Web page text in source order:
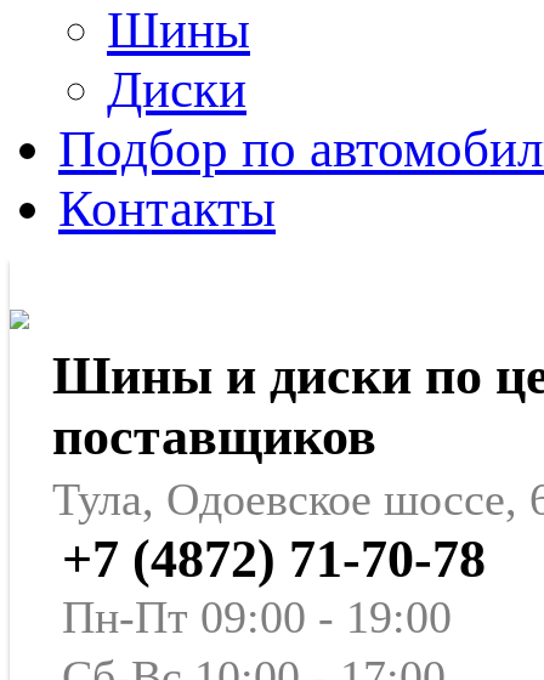
Шины
Диски
Подбор по
Контакты
Шины и диски по
поставщиков
Тула, Одоевское шоссе,
+7 (4872) 71-70-78
Пн-Пт 09:00 - 19:00